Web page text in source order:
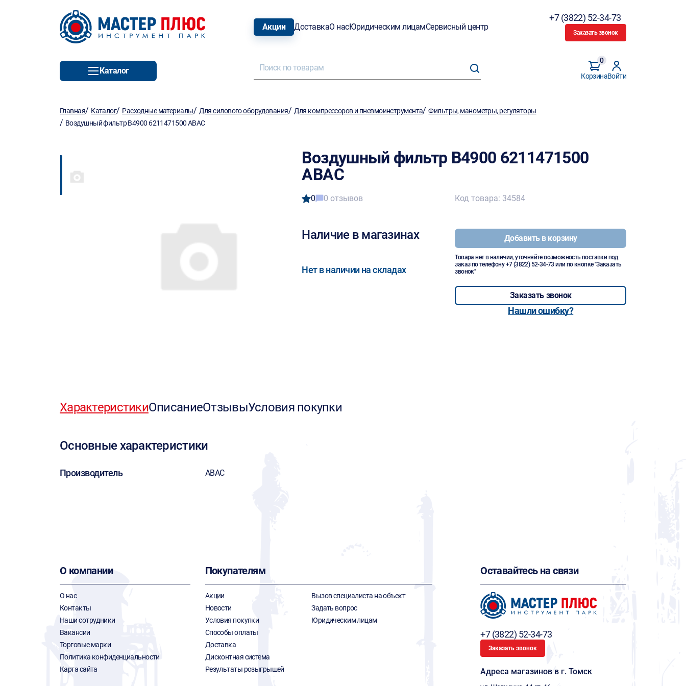
Акции ДоставкаО насЮридическим лицамСервисный центр
+7 (3822) 52-34-73
Заказать звонок
Каталог
Корзина
0
Войти
Главная/ Каталог/ Расходные материалы/ Для силового оборудования/ Для компрессоров и пневмоинструмента/Фильтры, манометры, регуляторы
/ Воздушный фильтр B4900 6211471500 ABAC
Воздушный фильтр B4900 6211471500
ABAC
0 0 отзывов
Наличие в магазинах
Нет в наличии на складах
Код товара: 34584
Добавить в корзину
Товара нет в наличии, уточняйте возможность поставки под
заказ по телефону+7 (3822) 52-34-73 или по кнопке "Заказать
звонок"
Заказать звонок
Нашли ошибку?
ХарактеристикиОписаниеОтзывыУсловия покупки
Основные характеристики
Производитель ABAC
О компании
О нас
Контакты
Наши сотрудники
Вакансии
Торговые марки
Политика конфиденциальности
Карта сайта
Покупателям
Акции
Новости
Условия покупки
Способы оплаты
Доставка
Дисконтная система
Результаты розыгрышей
Вызов специалиста на объект
Задать вопрос
Юридическим лицам
Оставайтесь на связи
+7 (3822) 52-34-73
Заказать звонок
Адреса магазинов в г. Томск